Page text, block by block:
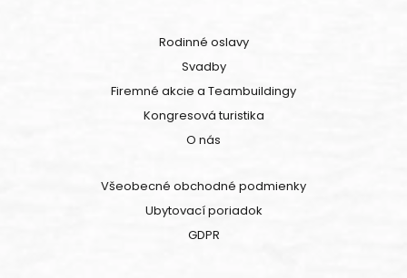
Rodinné oslavy
Svadby
Firemné akcie a Teambuildingy
Kongresová turistika
O nás
Všeobecné obchodné podmienky
Ubytovací poriadok
GDPR